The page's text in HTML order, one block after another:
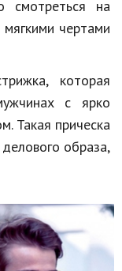
смотреться на
чертами
которая
с ярко
Такая прическа
образа,